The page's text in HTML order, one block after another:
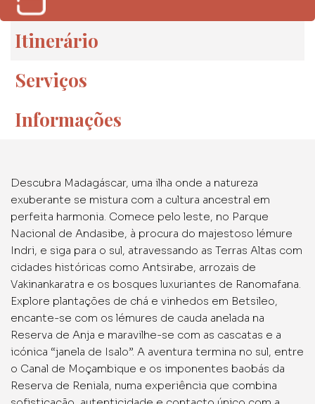
Itinerário
Serviços
Informações
Descubra Madagáscar, uma ilha onde a natureza
exuberante se mistura com a cultura ancestral em
perfeita harmonia. Comece pelo leste, no Parque
Nacional de Andasibe, à procura do majestoso lémure
Indri, e siga para o sul, atravessando as Terras Altas com
cidades históricas como Antsirabe, arrozais de
Vakinankaratra e os bosques luxuriantes de Ranomafana.
Explore plantações de chá e vinhedos em Betsileo,
encante-se com os lémures de cauda anelada na
Reserva de Anja e maravilhe-se com as cascatas e a
icónica “janela de Isalo”. A aventura termina no sul, entre
o Canal de Moçambique e os imponentes baobás da
Reserva de Reniala, numa experiência que combina